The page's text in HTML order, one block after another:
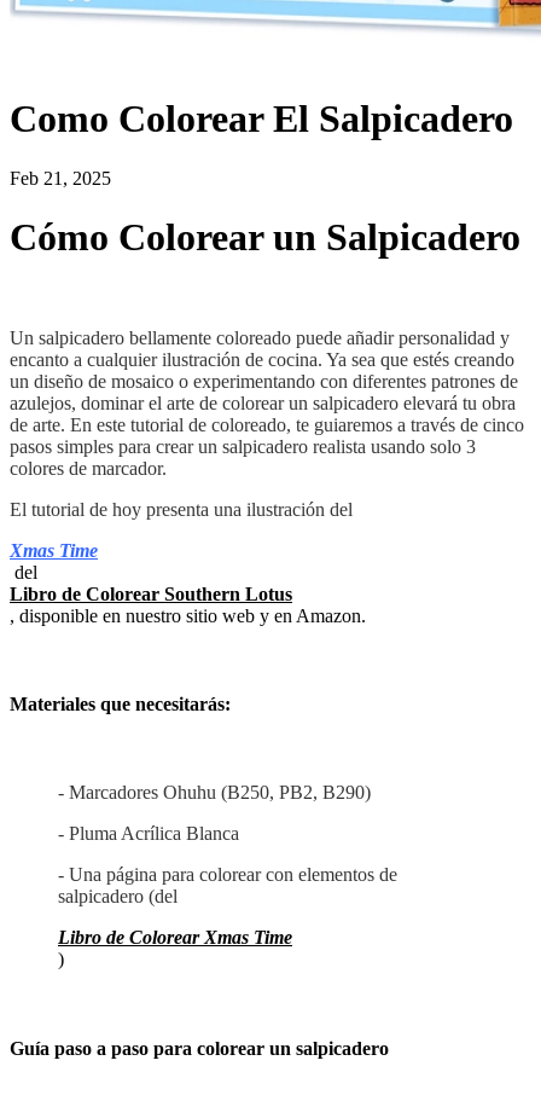
Como Colorear El Salpicadero
Feb 21, 2025
Cómo Colorear un Salpicadero
Un salpicadero bellamente coloreado puede añadir personalidad y
encanto a cualquier ilustración de cocina. Ya sea que estés creando
un diseño de mosaico o experimentando con diferentes patrones de
azulejos, dominar el arte de colorear un salpicadero elevará tu obra
de arte. En este tutorial de coloreado, te guiaremos a través de cinco
pasos simples para crear un salpicadero realista usando solo 3
colores de marcador.
El tutorial de hoy presenta una ilustración del
Xmas Time
del
Libro de Colorear Southern Lotus
, disponible en nuestro sitio web y en Amazon.
Materiales que necesitarás:
- Marcadores Ohuhu (B250, PB2, B290)
- Pluma Acrílica Blanca
- Una página para colorear con elementos de
salpicadero (del
Libro de Colorear Xmas Time
)
Guía paso a paso para colorear un salpicadero